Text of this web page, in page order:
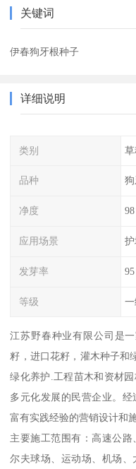
关键词
伊春狗牙根种子
详细说明
类别
品种
净度
应用场景
发芽率
等级
江苏野春种业有限公司是
籽，进口花籽，灌木种子和
绿化养护.工程苗木和资材
多元化发展的民营企业。
富有实践经验的营销设计和
主要施工范围有：高速公
尔夫球场、运动场、机场